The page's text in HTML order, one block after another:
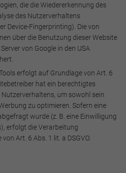
die die Wiedererkennung des
des Nutzerverhaltens
Device-Fingerprinting). Die von
über die Benutzung dieser Website
von Google in den USA
erfolgt auf Grundlage von Art. 6
hat ein berechtigtes
um sowohl sein
zu optimieren. Sofern eine
wurde (z. B. eine Einwilligung
erfolgt die Verarbeitung
Art. 6 Abs. 1 lit. a DSGVO.